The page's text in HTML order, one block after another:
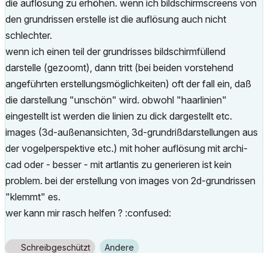
die auflösung zu erhöhen. wenn ich bildschirmscreens von
den grundrissen erstelle ist die auflösung auch nicht
schlechter.
wenn ich einen teil der grundrisses bildschirmfüllend
darstelle (gezoomt), dann tritt (bei beiden vorstehend
angeführten erstellungsmöglichkeiten) oft der fall ein, daß
die darstellung "unschön" wird. obwohl "haarlinien"
eingestellt ist werden die linien zu dick dargestellt etc.
images (3d-außenansichten, 3d-grundrißdarstellungen aus
der vogelperspektive etc.) mit hoher auflösung mit archi-
cad oder - besser - mit artlantis zu generieren ist kein
problem. bei der erstellung von images von 2d-grundrissen
"klemmt" es.
wer kann mir rasch helfen ? :confused:
Schreibgeschützt Andere